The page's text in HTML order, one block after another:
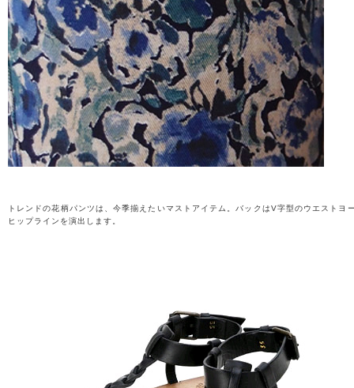
トレンドの花柄パンツは、今季揃えたいマストアイテム。バックはV字型のウエスト
ヒップラインを演出します。